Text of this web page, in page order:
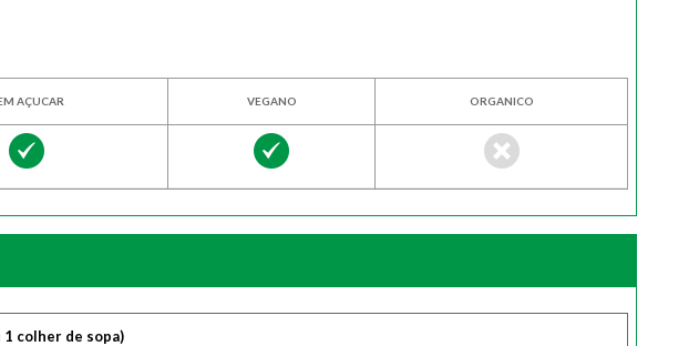
AÇUCAR VEGANO ORGANICO
1 colher de sopa)